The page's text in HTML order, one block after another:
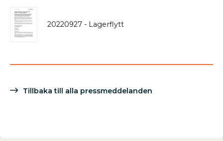
20220927 - Lagerflytt
Tillbaka till alla pressmeddelanden